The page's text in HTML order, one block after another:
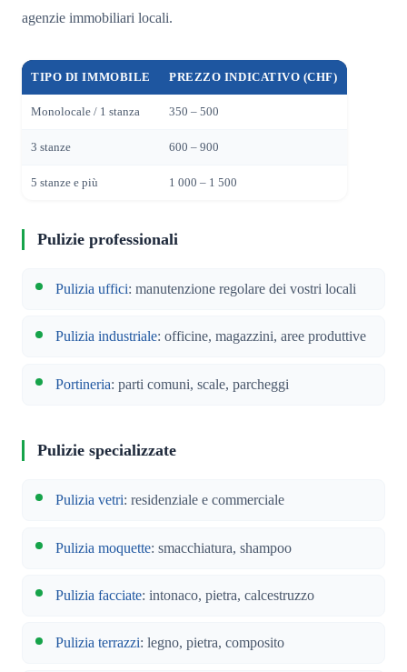
agenzie immobiliari locali.
TIPO DI IMMOBILE PREZZO INDICATIVO (CHF)
Monolocale / 1 stanza 350 – 500
3 stanze 600 – 900
5 stanze e più 1 000 – 1 500
Pulizie professionali
Pulizia uffici: manutenzione regolare dei vostri locali
Pulizia industriale: officine, magazzini, aree produttive
Portineria: parti comuni, scale, parcheggi
Pulizie specializzate
Pulizia vetri: residenziale e commerciale
Pulizia moquette: smacchiatura, shampoo
Pulizia facciate: intonaco, pietra, calcestruzzo
Pulizia terrazzi: legno, pietra, composito